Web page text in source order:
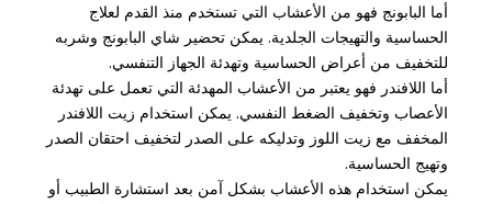
أما البابونج فهو من الأعشاب التي تستخدم منذ القدم لعلاج
الحساسية والتهيجات الجلدية. يمكن تحضير شاي البابونج وشربه
للتخفيف من أعراض الحساسية وتهدئة الجهاز التنفسي.
أما اللافندر فهو يعتبر من الأعشاب المهدئة التي تعمل على تهدئة
الأعصاب وتخفيف الضغط النفسي. يمكن استخدام زيت اللافندر
المخفف مع زيت اللوز وتدليكه على الصدر لتخفيف احتقان الصدر
وتهيج الحساسية.
يمكن استخدام هذه الأعشاب بشكل آمن بعد استشارة الطبيب أو